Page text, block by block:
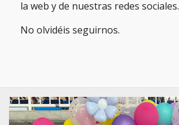
la web y de nuestras redes sociales.
No olvidéis seguirnos.